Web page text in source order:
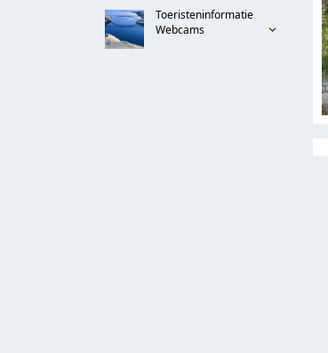
Toeristeninformatie
Webcams